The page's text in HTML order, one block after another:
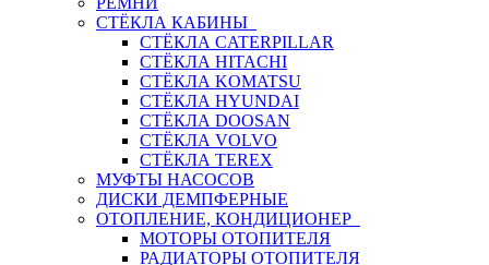
СТЁКЛА КАБИНЫ
СТЁКЛА CATERPILLAR
СТЁКЛА HITACHI
СТЁКЛА KOMATSU
СТЁКЛА HYUNDAI
СТЁКЛА DOOSAN
СТЁКЛА VOLVO
СТЁКЛА TEREX
МУФТЫ НАСОСОВ
ДИСКИ ДЕМПФЕРНЫЕ
ОТОПЛЕНИЕ, КОНДИЦИОНЕР
МОТОРЫ ОТОПИТЕЛЯ
РАДИАТОРЫ ОТОПИТЕЛЯ